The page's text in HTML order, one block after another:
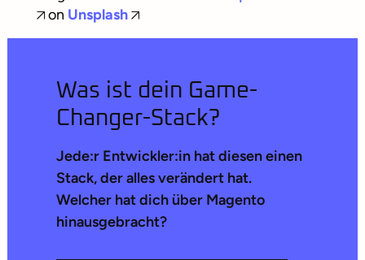
on Unsplash
Was ist dein Game-
Changer-Stack?
Jede:r Entwickler:in hat diesen einen
Stack, der alles verändert hat.
Welcher hat dich über Magento
hinausgebracht?